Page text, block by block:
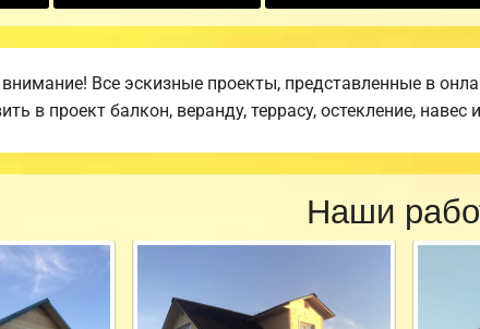
Все эскизные проекты, представленные в
в проект балкон, веранду, террасу, остекление, навес
Наши